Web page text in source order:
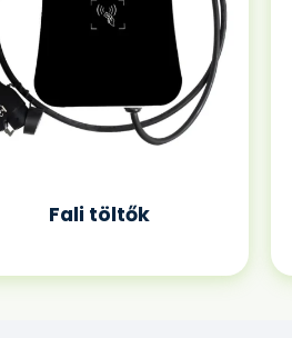
Fali töltők